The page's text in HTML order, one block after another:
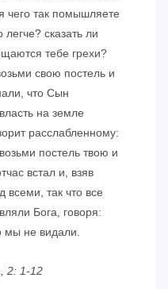
чего так помышляете
сказать ли
тебе грехи?
свою постель и
что Сын
на земле
расслабленному:
постель твою и
встал и, взяв
всеми, так что все
Бога, говоря:
мы не видали.
2: 1-12